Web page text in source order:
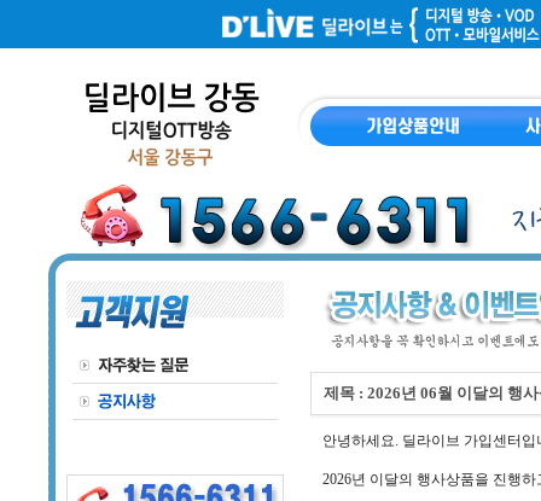
제목 : 2026년 06월 이달의 행
안녕하세요. 딜라이브 가입센터입
2026년 이달의 행사상품을 진행하